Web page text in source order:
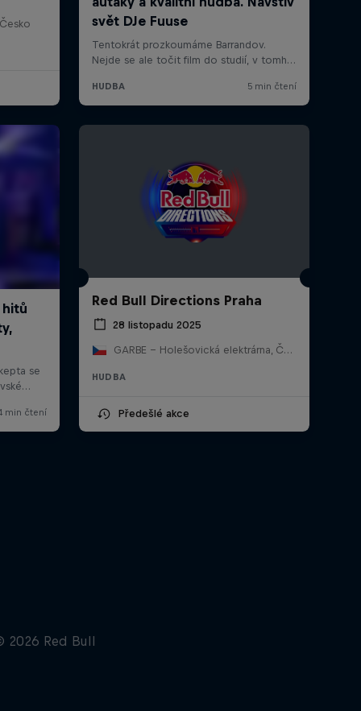
Red Bull Directions Praha
28 listopadu 2025
GARBE - Holešovická elektrárna, Česko
HUDBA
Předešlé akce